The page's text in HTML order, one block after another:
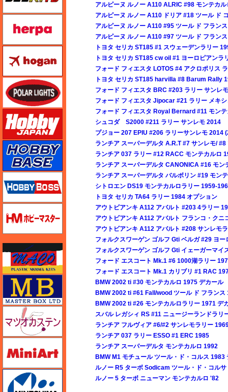
アルピーヌ ルノー A110 ALRIC #98 モンテカ
アルピーヌ ルノー A110 ドリア #18 ツール ド
アルピーヌ ルノー A110 #95 ツール ド フラン
アルピーヌ ルノー A110 #97 ツール ド フラン
トヨタ セリカ ST185 #1 スウェーデンラリー
トヨタ セリカ ST185 cw oil #1 ヨーロピアンラ
フォード フィエスタ LOTOS #4 アクロポリス
トヨタ セリカ ST185 harvilla #8 Barum Rally
フォード フィエスタ BRC #203 ラリー サンレ
フォード フィエスタ Jipocar #21 ラリー メキ
フォード フィエスタ Royal Bernard #11 モン
シュコダ S2000 #211 ラリー サンレモ 2014
プジョー 207 EPIU #206 ラリーサンレモ 2014
ランチア スーパーデルタ A.R.T #7 サンレモ/
ランチア 037 ラリー #12 RACC モンテカルロ
ランチア スーパーデルタ CANONICA #16 モン
ランチア スーパーデルタ バルボリン #19 モン
シトロエン DS19 モンテカルロラリー 1959-
トヨタ セリカ TA64 ラリー 1984 オプション
アウトビアンキ A112 アバルト #203 4ラリー
アウトビアンキ A112 アバルト フランコ・ク
アウトビアンキ A112 アバルト #208 サンレモ
フォルクスワーゲン ゴルフ Gti ベルガ #29 ヨ
フォルクスワーゲン ゴルフ Gti イェーガーマ
フォード エスコート Mk.1 #6 1000湖ラリー
フォード エスコート Mk.1 カリブリ #1 RAC
BMW 2002 ti #30 モンテカルロ 1975 デカール
BMW 2002 ti #61 Fall/wood ツール ド フランス
BMW 2002 ti #26 モンテカルロラリー 1971 デ
スバル レガシィ RS #11 ニュージーランドラリ
ランチア フルヴィア #6/#2 サンレモラリー
ランチア 037 ラリー ESSO #1 ERC 1985
ランチア スーパーデルタ モンテカルロ 1992
BMW M1 モチュール ツール・ド・コルス 1983
ルノー R5 ターボ Sodicam ツール・ド・コルサ
ルノー 5 ターボ ニューマン モンテカルロ '82
ヘルパ（herpa）
ホーガンウイングス
ポーラライツ
ホビージャパン
ホビーベース
ホビーマスター
マスターボックス